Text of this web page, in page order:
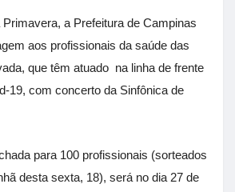
a Prefeitura de Campinas
aos profissionais da saúde das
que têm atuado na linha de frente
19, com concerto da Sinfônica de
para 100 profissionais (sorteados
desta sexta, 18), será no dia 27 de